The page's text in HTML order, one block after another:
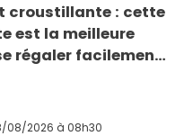
croustillante : cette
est la meilleure
régaler facilement
08/2026 à 08h30